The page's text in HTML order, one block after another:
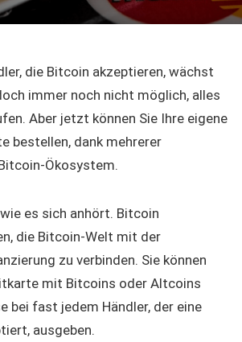
die Bitcoin akzeptieren, wächst
immer noch nicht möglich, alles
Aber jetzt können Sie Ihre eigene
bestellen, dank mehrerer
Ökosystem.
es sich anhört. Bitcoin
die Bitcoin-Welt mit der
zu verbinden. Sie können
mit Bitcoins oder Altcoins
bei fast jedem Händler, der eine
ausgeben.